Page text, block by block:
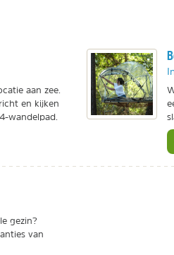
aan zee.
en kijken
wandelpad.
gezin?
van